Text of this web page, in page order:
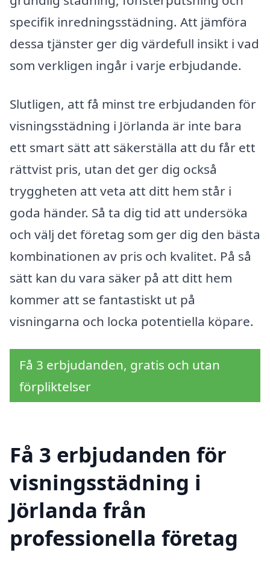
specifik inredningsstädning. Att jämföra
dessa tjänster ger dig värdefull insikt i vad
som verkligen ingår i varje erbjudande.
Slutligen, att få minst tre erbjudanden för
visningsstädning i Jörlanda är inte bara
ett smart sätt att säkerställa att du får ett
rättvist pris, utan det ger dig också
tryggheten att veta att ditt hem står i
goda händer. Så ta dig tid att undersöka
och välj det företag som ger dig den bästa
kombinationen av pris och kvalitet. På så
sätt kan du vara säker på att ditt hem
kommer att se fantastiskt ut på
visningarna och locka potentiella köpare.
Få 3 erbjudanden, gratis och utan
förpliktelser
Få 3 erbjudanden för
visningsstädning i
Jörlanda från
professionella företag